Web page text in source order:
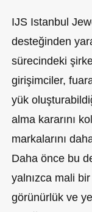
IJS Istanbul
desteğinden
sürecindeki
girişimciler,
yük
alma kararını
markalarını
Daha önce bu
yalnızca mali
görünürlük ve